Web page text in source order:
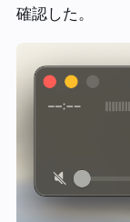
確認した。